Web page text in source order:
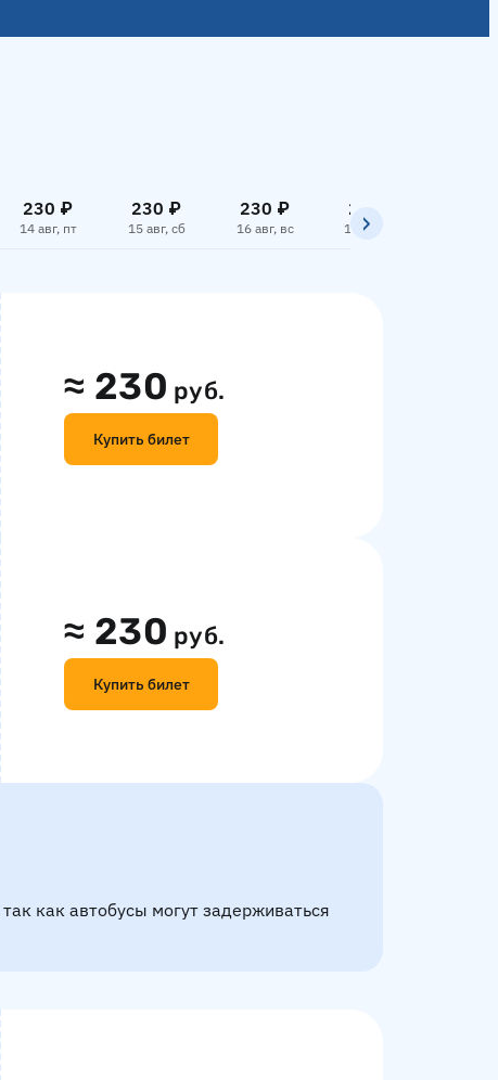
230 ₽
14 авг, пт
230 ₽
15 авг, сб
230 ₽
16 авг, вс
230 ₽
17 авг, пн
≈ 230 руб.
Купить билет
≈ 230 руб.
Купить билет
как автобусы могут задерживаться